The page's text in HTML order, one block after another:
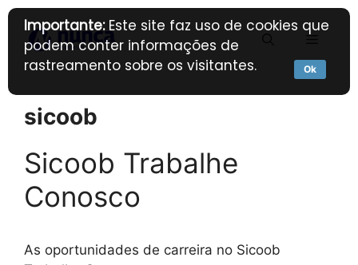
Pular
para
conteúdo
sicoob
Sicoob Trabalhe
Conosco
As oportunidades de carreira no Sicoob
Importante:Este site faz uso de cookies que
podem conter informações de
rastreamento sobre os visitantes.
Ok